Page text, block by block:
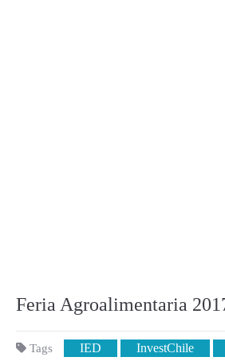
Feria Agroalimentaria
Tags IED InvestChile